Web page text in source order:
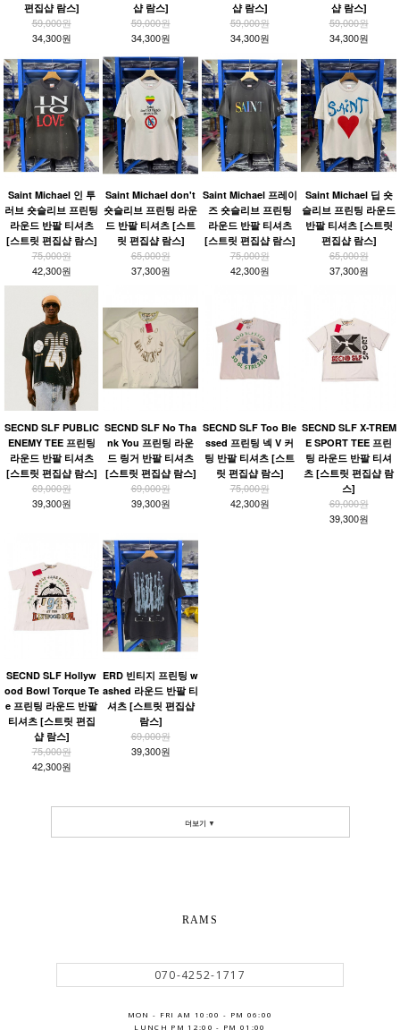
편집샵 람스]
59,000원
34,300원
샵 람스]
59,000원
34,300원
샵 람스]
59,000원
34,300원
샵 람스]
59,000원
34,300원
Saint Michael 인 투
러브 숏슬리브 프린팅
라운드 반팔 티셔츠
[스트릿 편집샵 람스]
75,000원
42,300원
Saint Michael don't
숏슬리브 프린팅 라운
드 반팔 티셔츠 [스트
릿 편집샵 람스]
65,000원
37,300원
Saint Michael 프레이
즈 숏슬리브 프린팅
라운드 반팔 티셔츠
[스트릿 편집샵 람스]
75,000원
42,300원
Saint Michael 딥 숏
슬리브 프린팅 라운드
반팔 티셔츠 [스트릿
편집샵 람스]
65,000원
37,300원
SECND SLF PUBLIC
ENEMY TEE 프린팅
라운드 반팔 티셔츠
[스트릿 편집샵 람스]
69,000원
39,300원
SECND SLF No Tha
nk You 프린팅 라운
드 링거 반팔 티셔츠
[스트릿 편집샵 람스]
69,000원
39,300원
SECND SLF Too Ble
ssed 프린팅 넥 V 커
팅 반팔 티셔츠 [스트
릿 편집샵 람스]
75,000원
42,300원
SECND SLF X-TREM
E SPORT TEE 프린
팅 라운드 반팔 티셔
츠 [스트릿 편집샵 람
스]
69,000원
39,300원
SECND SLF Hollyw
ood Bowl Torque Te
e 프린팅 라운드 반팔
티셔츠 [스트릿 편집
샵 람스]
75,000원
42,300원
ERD 빈티지 프린팅 w
ashed 라운드 반팔 티
셔츠 [스트릿 편집샵
람스]
69,000원
39,300원
더보기 ▼
RAMS
070-4252-1717
MON - FRI AM 10:00 - PM 06:00
LUNCH PM 12:00 - PM 01:00